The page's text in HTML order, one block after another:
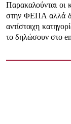
Παρακαλούνται οι
στην ΦΕΠΑ αλλά
αντίστοιχη
το δηλώσουν στο